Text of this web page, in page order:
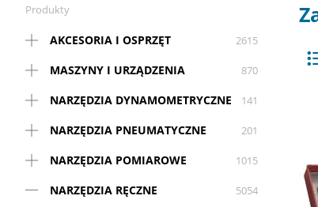
Produkty
AKCESORIA I OSPRZĘT 2615
MASZYNY I URZĄDZENIA 870
NARZĘDZIA DYNAMOMETRYCZNE 141
NARZĘDZIA PNEUMATYCZNE 201
NARZĘDZIA POMIAROWE 1015
NARZĘDZIA RĘCZNE 5054